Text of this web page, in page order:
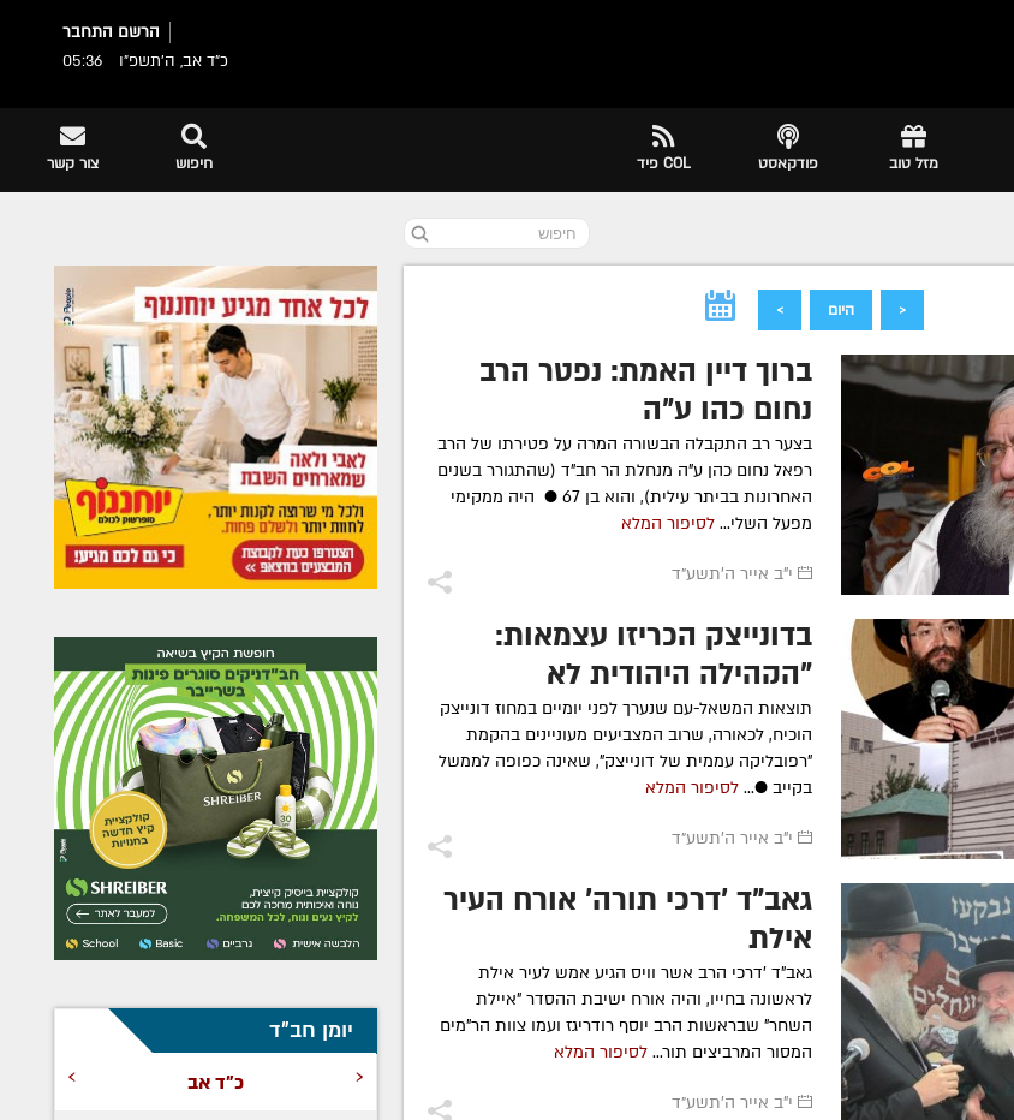
הרשם התחבר
כ"ד אב, ה׳תשפ״ו
05:36
מזל טוב פודקאסט COL פיד צור קשר חיפוש
< היום >
ברוך דיין האמת: נפטר הרב
נחום כהן ע"ה
בצער רב התקבלה הבשורה המרה על פטירתו של הרב
רפאל נחום כהן ע"ה מנחלת הר חב"ד (שהתגורר בשנים
האחרונות בביתר עילית), והוא בן 67 ● היה ממקימי
מפעל השלי... לסיפור המלא
י"ב אייר ה׳תשע״ד
בדונייצק הכריזו עצמאות:
"הקהילה היהודית לא
מתערבת"
תוצאות המשאל-עם שנערך לפני יומיים במחוז דונייצק
הוכיח, לכאורה, שרוב המצביעים מעוניינים בהקמת
"רפובליקה עממית של דונייצק", שאינה כפופה לממשל
בקייב ●... לסיפור המלא
י"ב אייר ה׳תשע״ד
גאב"ד 'דרכי תורה' אורח העיר
אילת
גאב"ד 'דרכי הרב אשר וויס הגיע אמש לעיר אילת
לראשונה בחייו, והיה אורח ישיבת ההסדר "איילת
השחר" שבראשות הרב יוסף רודריגז ועמו צוות הר"מים
המסור המרביצים תור... לסיפור המלא
י"ב אייר ה׳תשע״ד
יומן חב"ד
‹
› כ"ד אב